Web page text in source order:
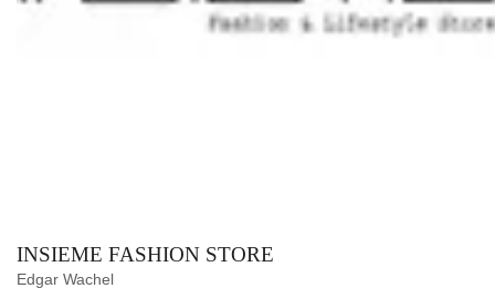
INSIEME FASHION STORE
Edgar Wachel